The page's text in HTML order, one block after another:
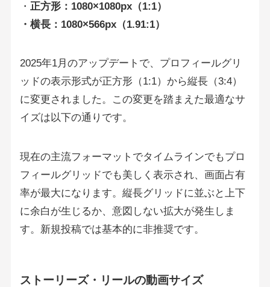
・ 正方形：1080×1080px（1:1）
・横長：1080×566px（1.91:1）
2025年1月のアップデートで、プロフィールグリ
ッドの表示形式が正方形（1:1）から縦長（3:4）
に変更されました。この変更を踏まえた最適なサ
イズは以下の通りです。
現在の主流フォーマットでタイムラインでもプロ
フィールグリッドでも美しく表示され、画面占有
率が最大になります。縦長グリッドに並ぶと上下
に余白が生じるか、意図しない拡大が発生しま
す。新規投稿では基本的に非推奨です。
ストーリーズ・リールの動画サイズ